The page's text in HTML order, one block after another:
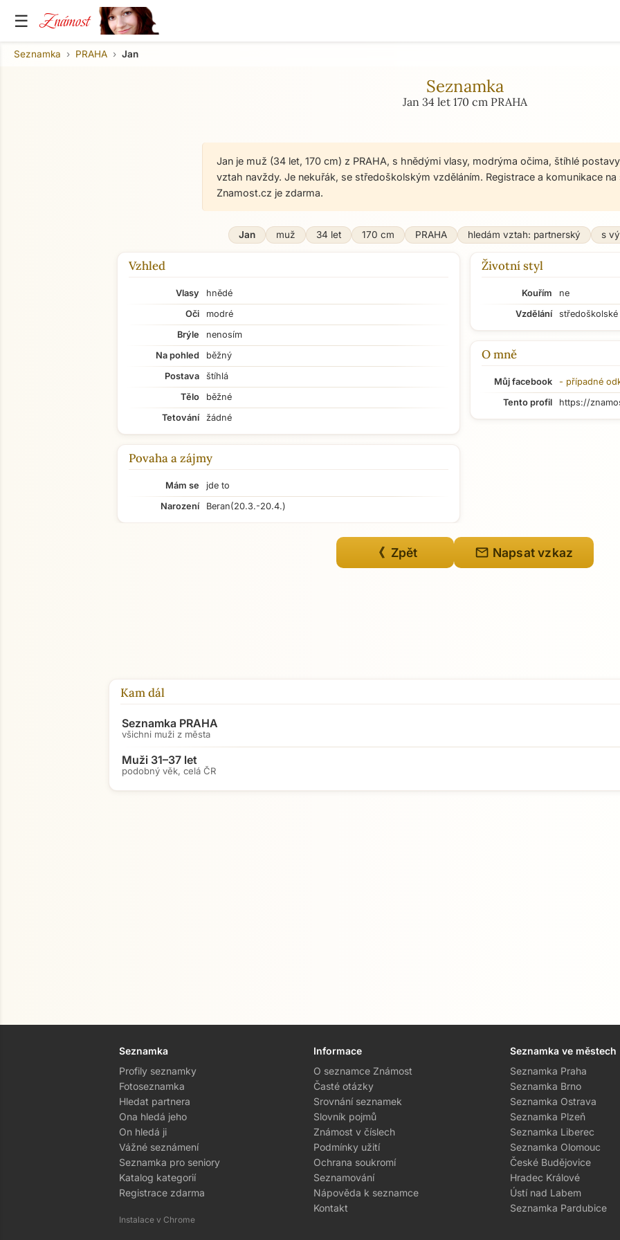
☰ Známost
Seznamka PRAHA Jan
Seznamka
Jan 34 let 170 cm PRAHA
Jan je muž (34 let, 170 cm) z PRAHA, s hnědými vlasy, modrýma očima, štíhlé
vztah navždy. Je nekuřák, se středoškolským vzděláním. Registrace a komunikace na
Znamost.cz je zdarma.
Jan muž 34 let 170 cm PRAHA hledám vztah: partnerský s
Vzhled
Vlasy
hnědé
Oči
modré
Brýle
nenosím
Na pohled
běžný
Postava
štíhlá
Tělo
běžné
Tetování
žádné
Povaha a zájmy
Mám se
jde to
Narození
Beran(20.3.-20.4.)
Životní styl
Kouřím
ne
Vzdělání
středoškolské
O mně
Můj facebook - případné
Tento profil
https://
《 Zpět mail Napsat vzkaz
Kam dál
Seznamka PRAHA
všichni muži z města
Muži 31–37 let
podobný věk, celá ČR
Seznamka
Profily seznamky
Fotoseznamka
Hledat partnera
Ona hledá jeho
On hledá ji
Vážné seznámení
Seznamka pro seniory
Katalog kategorií
Registrace zdarma
Instalace v Chrome
Informace
O seznamce Známost
Časté otázky
Srovnání seznamek
Slovník pojmů
Známost v číslech
Podmínky užití
Ochrana soukromí
Seznamování
Nápověda k seznamce
Kontakt
Seznamka ve městech
Seznamka Praha
Seznamka Brno
Seznamka Ostrava
Seznamka Plzeň
Seznamka Liberec
Seznamka Olomouc
České Budějovice
Hradec Králové
Ústí nad Labem
Seznamka Pardubice